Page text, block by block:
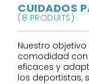
CUIDADOS
(8 PRODUITS)
Nuestro
comodidad
eficaces y
los deportistas,